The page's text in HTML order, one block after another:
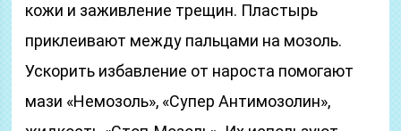
кожи и заживление трещин. Пластырь
приклеивают между пальцами на мозоль.
Ускорить избавление от нароста помогают
мази «Немозоль», «Супер Антимозолин»,